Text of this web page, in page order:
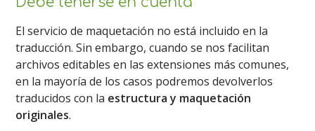
El servicio de maquetación no está incluido en la
traducción. Sin embargo, cuando se nos facilitan
archivos editables en las extensiones más comunes,
en la mayoría de los casos podremos devolverlos
traducidos con la estructura y maquetación
originales.